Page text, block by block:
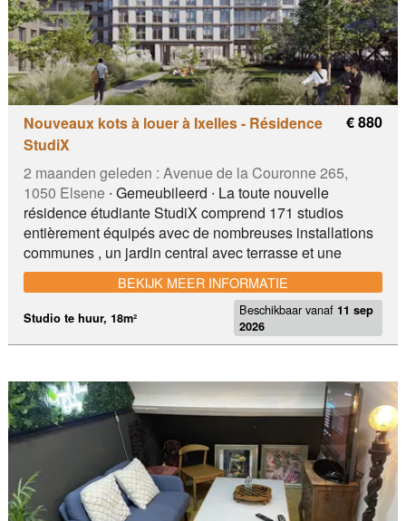
Nouveaux kots à louer à Ixelles - Résidence
StudiX
2 maanden geleden : Avenue de la Couronne 265,
1050 Elsene ∙ Gemeubileerd ∙ La toute nouvelle
résidence étudiante StudiX comprend 171 studios
entièrement équipés avec de nombreuses installations
communes , un jardin central avec terrasse et une
terrasse en toiture. Tous nos studios sont équipés d'une
salle de bain privative . 3 types de studios disponibles:
Comfort , Premium et Superior . La résidence est située
à Ixelles, en plein cœur du quartier universitaire animé
de Bruxelles, avec ses bars, restaurants et boutiques, et
studios seront disponibles à partir du 11 septembre
2026. Loyer mensuel à partir de 880 € . Ba ULB/VUB,
Gare d'Etterbeek, Cimetière d'Ixelles, Aldi, Delhaize
Studio te huur, 18m² Beschikbaar vanaf11 sep
2026
€ 880
BEKIJK MEER INFORMATIE